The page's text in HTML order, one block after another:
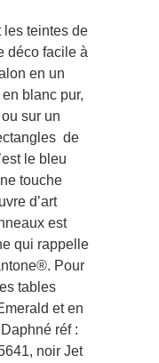
les teintes de
déco facile à
en un
blanc pur,
sur un
de
le bleu
touche
d’art
est
qui rappelle
Pour
tables
et en
réf :
noir Jet